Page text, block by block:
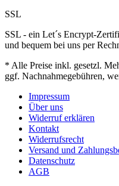
SSL
SSL - ein Let´s Encrypt-
und bequem bei uns per
* Alle Preise inkl. gesetzl.
ggf. Nachnahmegebühren,
Impressum
Über uns
Widerruf erklären
Kontakt
Widerrufsrecht
Versand und
Datenschutz
AGB